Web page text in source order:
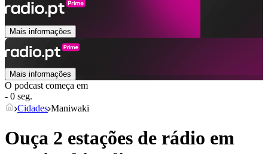
Mais informações
Mais informações
O podcast começa em
- 0 seg.
Cidades Maniwaki
Ouça 2 estações de rádio em